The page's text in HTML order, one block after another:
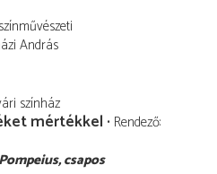
András
színház
mértékkel Rendező
Pompeius csapos